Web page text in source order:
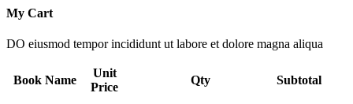
My Cart
DO eiusmod tempor incididunt ut labore et dolore magna aliqua
Book Name
Unit
Price
Qty Subtotal